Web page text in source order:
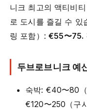
니크 최고의 액티비
로 도시를 즐길 수 있
링 포함）:€55〜75.
두브로브니크 예
숙박: €40〜80
€120〜250（구